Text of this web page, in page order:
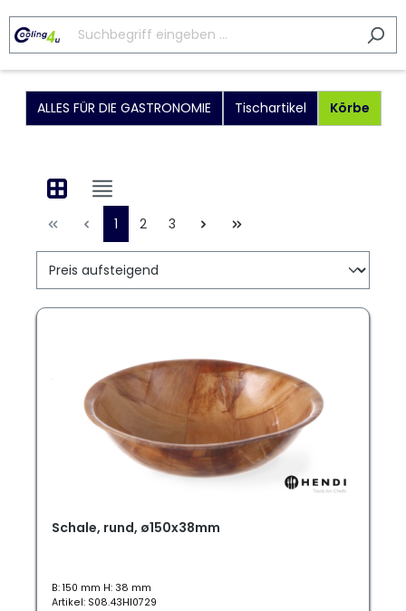
ALLES FÜR DIE GASTRONOMIE Tischartikel Körbe
1 2 3
Schale, rund, ø150x38mm
B: 150 mm H: 38 mm
Artikel: S08.43HI0729